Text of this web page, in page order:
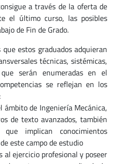
a través de la oferta de
el último curso, las posibles
de Fin de Grado.
estos graduados adquieran
técnicas, sistémicas,
serán enumeradas en el
se reflejan en los
de Ingeniería Mecánica,
de texto avanzados, también
implican conocimientos
este campo de estudio
ejercicio profesional y poseer